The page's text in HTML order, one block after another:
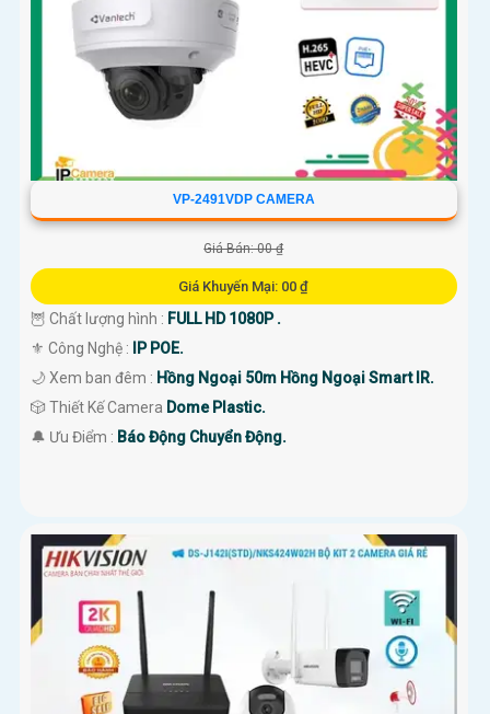
VP-2491VDP CAMERA
Giá Bán: 00 ₫
Giá Khuyến Mại: 00 ₫
🦉 Chất lượng hình : FULL HD 1080P .
⚜️ Công Nghệ :
IP POE.
🌙 Xem ban đêm : Hồng Ngoại 50m Hồng Ngoại Smart IR.
🎲 Thiết Kế Camera Dome Plastic.
️🔔 Ưu Điểm : Báo Động Chuyển Động.